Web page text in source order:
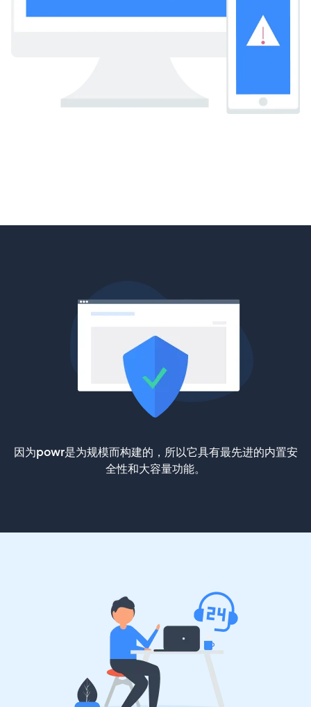
因为powr是为规模而构建的，所以它具有最先进的内置安
全性和大容量功能。